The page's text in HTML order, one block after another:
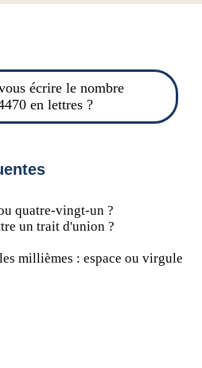
écrire le nombre
en lettres ?
quatre-vingt-un ?
un trait d'union ?
millièmes : espace ou virgule